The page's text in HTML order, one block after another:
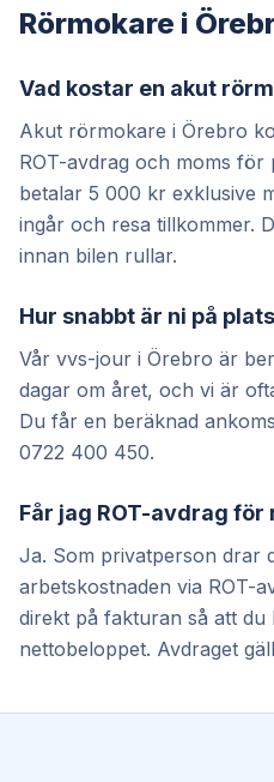
Rörmokare i
Vad kostar en akut
Akut rörmokare i Örebro
ROT-avdrag och moms för
betalar 5 000 kr exklusive
ingår och resa tillkommer.
innan bilen rullar.
Hur snabbt är ni på
Vår vvs-jour i Örebro är
dagar om året, och vi är
Du får en beräknad
0722 400 450.
Får jag ROT-avdrag
Ja. Som privatperson drar
arbetskostnaden via ROT-
direkt på fakturan så att du
nettobeloppet. Avdraget